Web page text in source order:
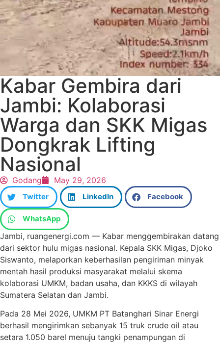
Kabar Gembira dari
Jambi: Kolaborasi
Warga dan SKK Migas
Dongkrak Lifting
Nasional
Godang May 29, 2026
Twitter LinkedIn Facebook
WhatsApp
Jambi, ruangenergi.com — Kabar menggembirakan datang
dari sektor hulu migas nasional. Kepala SKK Migas, Djoko
Siswanto, melaporkan keberhasilan pengiriman minyak
mentah hasil produksi masyarakat melalui skema
kolaborasi UMKM, badan usaha, dan KKKS di wilayah
Sumatera Selatan dan Jambi.
Pada 28 Mei 2026, UMKM PT Batanghari Sinar Energi
berhasil mengirimkan sebanyak 15 truk crude oil atau
setara 1.050 barel menuju tangki penampungan di